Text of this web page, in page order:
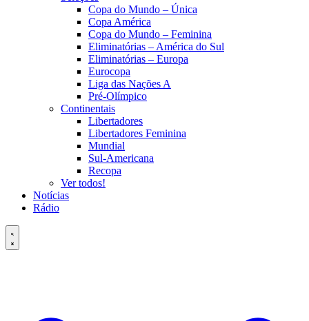
Copa do Mundo – Única
Copa América
Copa do Mundo – Feminina
Eliminatórias – América do Sul
Eliminatórias – Europa
Eurocopa
Liga das Nações A
Pré-Olímpico
Continentais
Libertadores
Libertadores Feminina
Mundial
Sul-Americana
Recopa
Ver todos!
Notícias
Rádio